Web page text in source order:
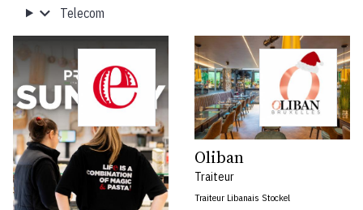
Telecom
Oliban
Traiteur
Traiteur Libanais Stockel